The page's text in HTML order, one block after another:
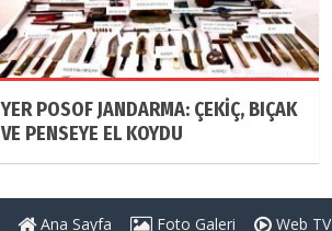
YER POSOF JANDARMA: ÇEKİÇ, BIÇAK
VE PENSEYE EL KOYDU
Ana Sayfa Foto Galeri Web TV